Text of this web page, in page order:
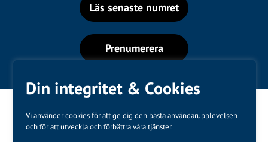
Din integritet & Cookies
Vi använder cookies för att ge dig den bästa användarupplevelsen
och för att utveckla och förbättra våra tjänster.
Läs senaste numret
Prenumerera